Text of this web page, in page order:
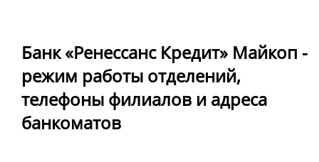
Банк «Ренессанс Кредит» Майкоп -
режим работы отделений,
телефоны филиалов и адреса
банкоматов